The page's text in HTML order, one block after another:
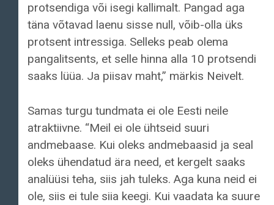
protsendiga või isegi kallimalt. Pangad aga
täna võtavad laenu sisse null, võib-olla üks
protsent intressiga. Selleks peab olema
pangalitsents, et selle hinna alla 10 protsendi
saaks lüüa. Ja piisav maht,” märkis Neivelt.
Samas turgu tundmata ei ole Eesti neile
atraktiivne. “Meil ei ole ühtseid suuri
andmebaase. Kui oleks andmebaasid ja seal
oleks ühendatud ära need, et kergelt saaks
analüüsi teha, siis jah tuleks. Aga kuna neid ei
ole, siis ei tule siia keegi. Kui vaadata ka suure